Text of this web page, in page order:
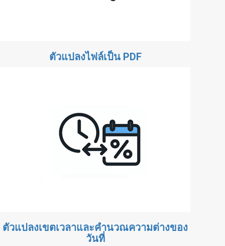
ตัวแปลงไฟล์เป็น PDF
ตัวแปลงเขตเวลาและคำนวณความต่างของ
วันที่